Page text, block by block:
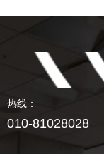
热线：
010-81028028